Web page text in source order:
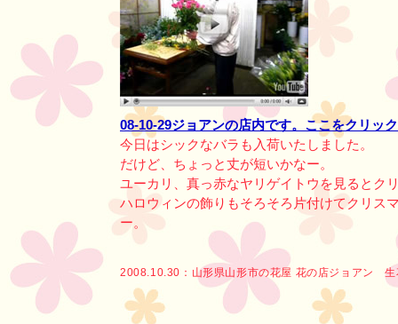
08-10-29ジョアンの店内です。ここをクリッ
今日はシックなバラも入荷いたしました。
だけど、ちょっと丈が短いかなー。
ユーカリ、真っ赤なヤリゲイトウを見るとク
ハロウィンの飾りもそろそろ片付けてクリス
ー。
2008.10.30： 山形県山形市の花屋 花の店ジョアン